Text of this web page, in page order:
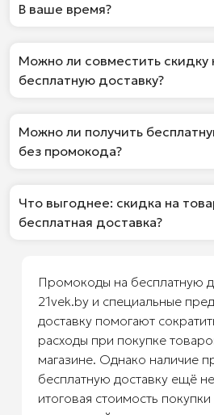
В ваше время?
Можно ли совместить скидку
бесплатную доставку?
Можно ли получить
без промокода?
Что выгоднее: скидка на
бесплатная доставка?
Промокоды на бесплатную
21vek.by и специальные
доставку помогают
расходы при покупке
магазине. Однако наличие
бесплатную доставку ещё
итоговая стоимость